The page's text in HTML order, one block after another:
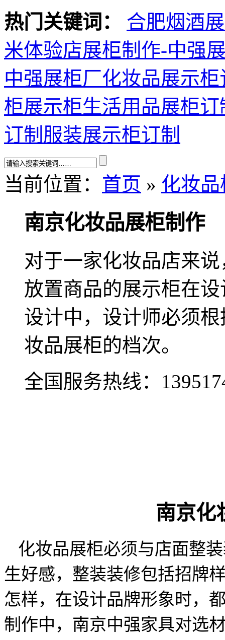
热门关键词：
合肥烟酒
米体验店展柜制作-中强
中强展柜厂化妆品展示柜
柜展示柜生活用品展柜订
订制 服装展示柜订制
当前位置： 首页 » 化妆
南京化妆品展柜制作
对于一家化妆品店来
放置商品的展示柜在
设计中，设计师必须
妆品展柜的档次。
全国服务热线：
南京化
化妆品展柜必须与店面整
生好感，整装装修包括招牌
怎样，在设计品牌形象时，
制作中，南京中强家具对选